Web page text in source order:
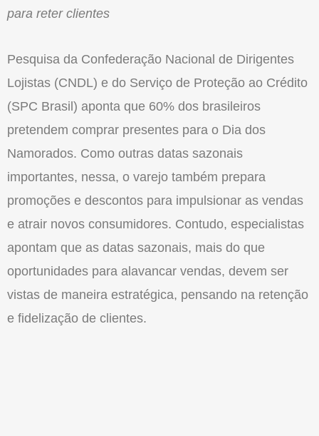
para reter clientes
Pesquisa da Confederação Nacional de Dirigentes
Lojistas (CNDL) e do Serviço de Proteção ao Crédito
(SPC Brasil) aponta que 60% dos brasileiros
pretendem comprar presentes para o Dia dos
Namorados. Como outras datas sazonais
importantes, nessa, o varejo também prepara
promoções e descontos para impulsionar as vendas
e atrair novos consumidores. Contudo, especialistas
apontam que as datas sazonais, mais do que
oportunidades para alavancar vendas, devem ser
vistas de maneira estratégica, pensando na retenção
e fidelização de clientes.